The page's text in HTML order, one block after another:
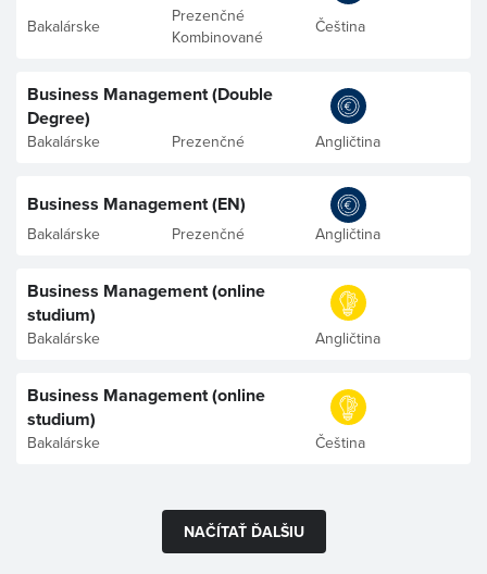
Bakalárske
Prezenčné
Kombinované
Čeština
Business Management (Double
Degree)
Bakalárske Prezenčné Angličtina
Business Management (EN)
Bakalárske Prezenčné Angličtina
Business Management (online
studium)
Bakalárske Angličtina
Business Management (online
studium)
Bakalárske Čeština
NAČÍTAŤ ĎALŠIU